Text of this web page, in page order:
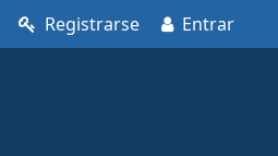
Registrarse Entrar